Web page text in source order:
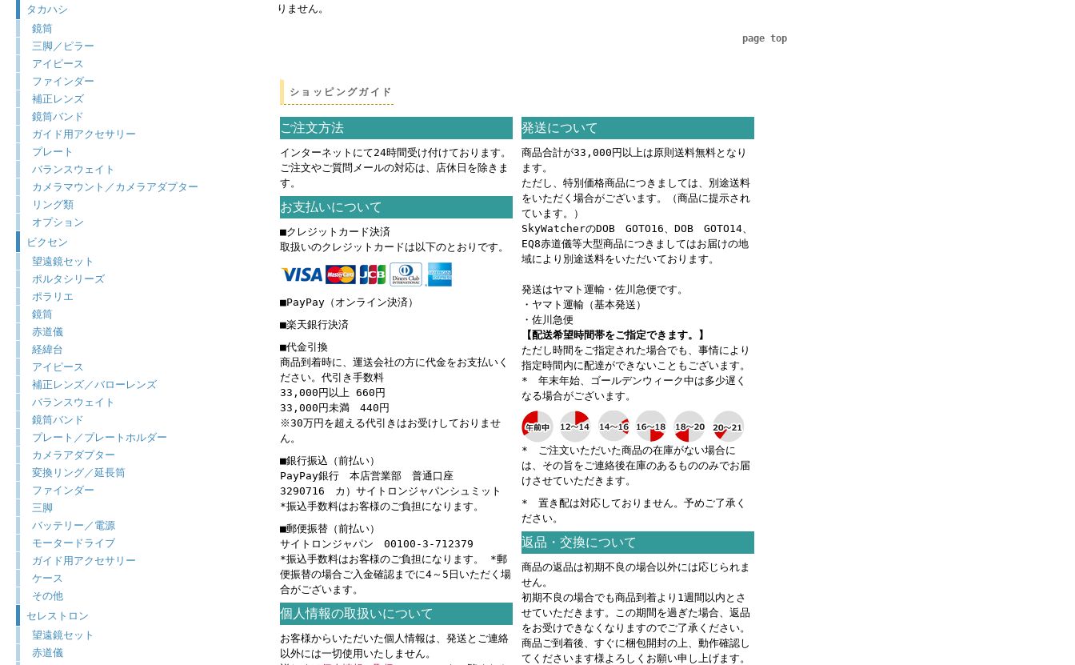
タカハシ
鏡筒
三脚／ピラー
アイピース
ファインダー
補正レンズ
鏡筒バンド
ガイド用アクセサリー
プレート
バランスウェイト
カメラマウント／カメラアダプター
リング類
オプション
ビクセン
望遠鏡セット
ポルタシリーズ
ポラリエ
鏡筒
赤道儀
経緯台
アイピース
補正レンズ／バローレンズ
バランスウェイト
鏡筒バンド
プレート／プレートホルダー
カメラアダプター
変換リング／延長筒
ファインダー
三脚
バッテリー／電源
モータードライブ
ガイド用アクセサリー
ケース
その他
セレストロン
望遠鏡セット
赤道儀
りません。
page top
ショッピングガイド
ご注文方法
インターネットにて24時間受け付けております。
ご注文やご質問メールの対応は、店休日を除きま
す。
お支払いについて
■クレジットカード決済
取扱いのクレジットカードは以下のとおりです。
■PayPay（オンライン決済）
■楽天銀行決済
■代金引換
商品到着時に、運送会社の方に代金をお支払いく
ださい。代引き手数料
33,000円以上 660円
33,000円未満 440円
※30万円を超える代引きはお受けしておりませ
ん。
■銀行振込（前払い）
PayPay銀行 本店営業部 普通口座
3290716 カ）サイトロンジャパンシュミット
*振込手数料はお客様のご負担になります。
■郵便振替（前払い）
サイトロンジャパン 00100-3-712379
*振込手数料はお客様のご負担になります。 *郵
便振替の場合ご入金確認までに4～5日いただく場
合がございます。
個人情報の取扱いについて
お客様からいただいた個人情報は、発送とご連絡
以外には一切使用いたしません。
発送について
商品合計が33,000円以上は原則送料無料となり
ます。
ただし、特別価格商品につきましては、別途送料
をいただく場合がございます。（商品に提示され
ています。）
SkyWatcherのDOB GOTO16、DOB GOTO14、
EQ8赤道儀等大型商品につきましてはお届けの地
域により別途送料をいただいております。
発送はヤマト運輸・佐川急便です。
・ヤマト運輸（基本発送）
・佐川急便
【配送希望時間帯をご指定できます。】
ただし時間をご指定された場合でも、事情により
指定時間内に配達ができないこともございます。
* 年末年始、ゴールデンウィーク中は多少遅く
なる場合がございます。
* ご注文いただいた商品の在庫がない場合に
は、その旨をご連絡後在庫のあるもののみでお届
けさせていただきます。
* 置き配は対応しておりません。予めご了承く
ださい。
返品・交換について
商品の返品は初期不良の場合以外には応じられま
せん。
初期不良の場合でも商品到着より1週間以内とさ
せていただきます。この期間を過ぎた場合、返品
をお受けできなくなりますのでご了承ください。
商品ご到着後、すぐに梱包開封の上、動作確認し
てくださいます様よろしくお願い申し上げます。